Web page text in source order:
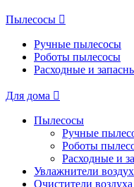
Пылесосы
Ручные пылесосы
Роботы пылесосы
Расходные и
Для дома
Пылесосы
Ручные
Роботы
Расходные и
Увлажнители
Очистители воздуха